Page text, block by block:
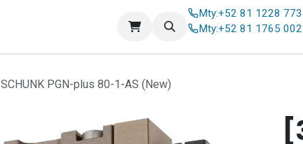
Contáctenos
Mty:+52 81 1228
Mty:+52 81 1765
SCHUNK PGN-plus 80-1-AS (New)